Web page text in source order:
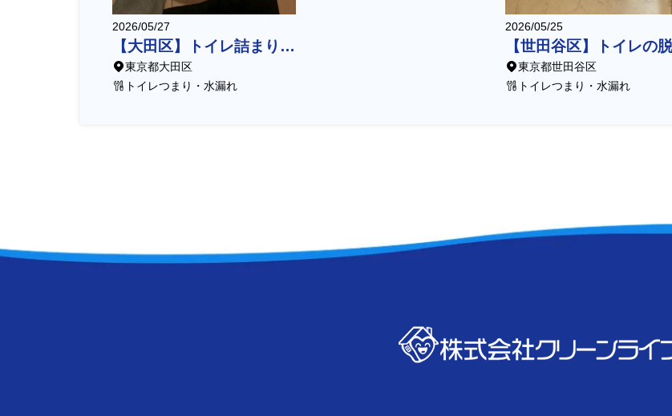
2026/05/27
【大田区】トイレ詰まり除去作業（便器・タンク脱着＋高圧洗浄）
東京都大田区
トイレつまり・水漏れ
2026/05/25
東京都世田谷区
トイレつまり・水漏れ